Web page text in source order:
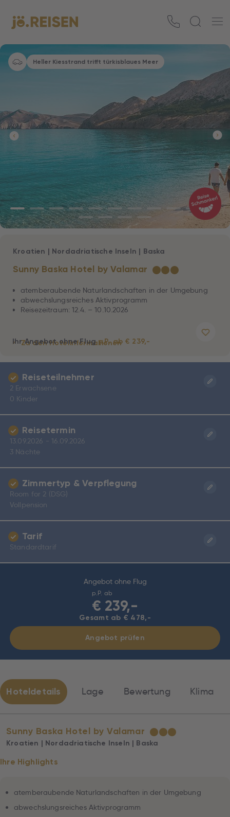
Heller Kiesstrand trifft türkisblaues Meer
Sunny Baska Hotel by Valamar ★★★
Kroatien | Nordadriatische Inseln | Baska
atemberaubende Naturlandschaften in der Umgebung
abwechslungsreiches Aktivprogramm
Reisezeitraum: 12.4. – 10.10.2026
Zu den Hotelinformationen
Ihr Angebot ohne Flugp.P. ab € 239,-
Angebot ohne Flug
p.P. ab
€ 239,-
Gesamt ab € 478,-
Angebot prüfen
Reiseteilnehmer
2 Erwachsene
0 Kinder
Reisetermin
13.09.2026 - 16.09.2026
3 Nächte
Zimmertyp & Verpflegung
Room for 2 (DSG)
Vollpension
Tarif
Standardtarif
Hoteldetails Lage Bewertung Klima
Sunny Baska Hotel by Valamar ★★★
Kroatien | Nordadriatische Inseln | Baska
Ihre Highlights
atemberaubende Naturlandschaften in der Umgebung
abwechslungsreiches Aktivprogramm